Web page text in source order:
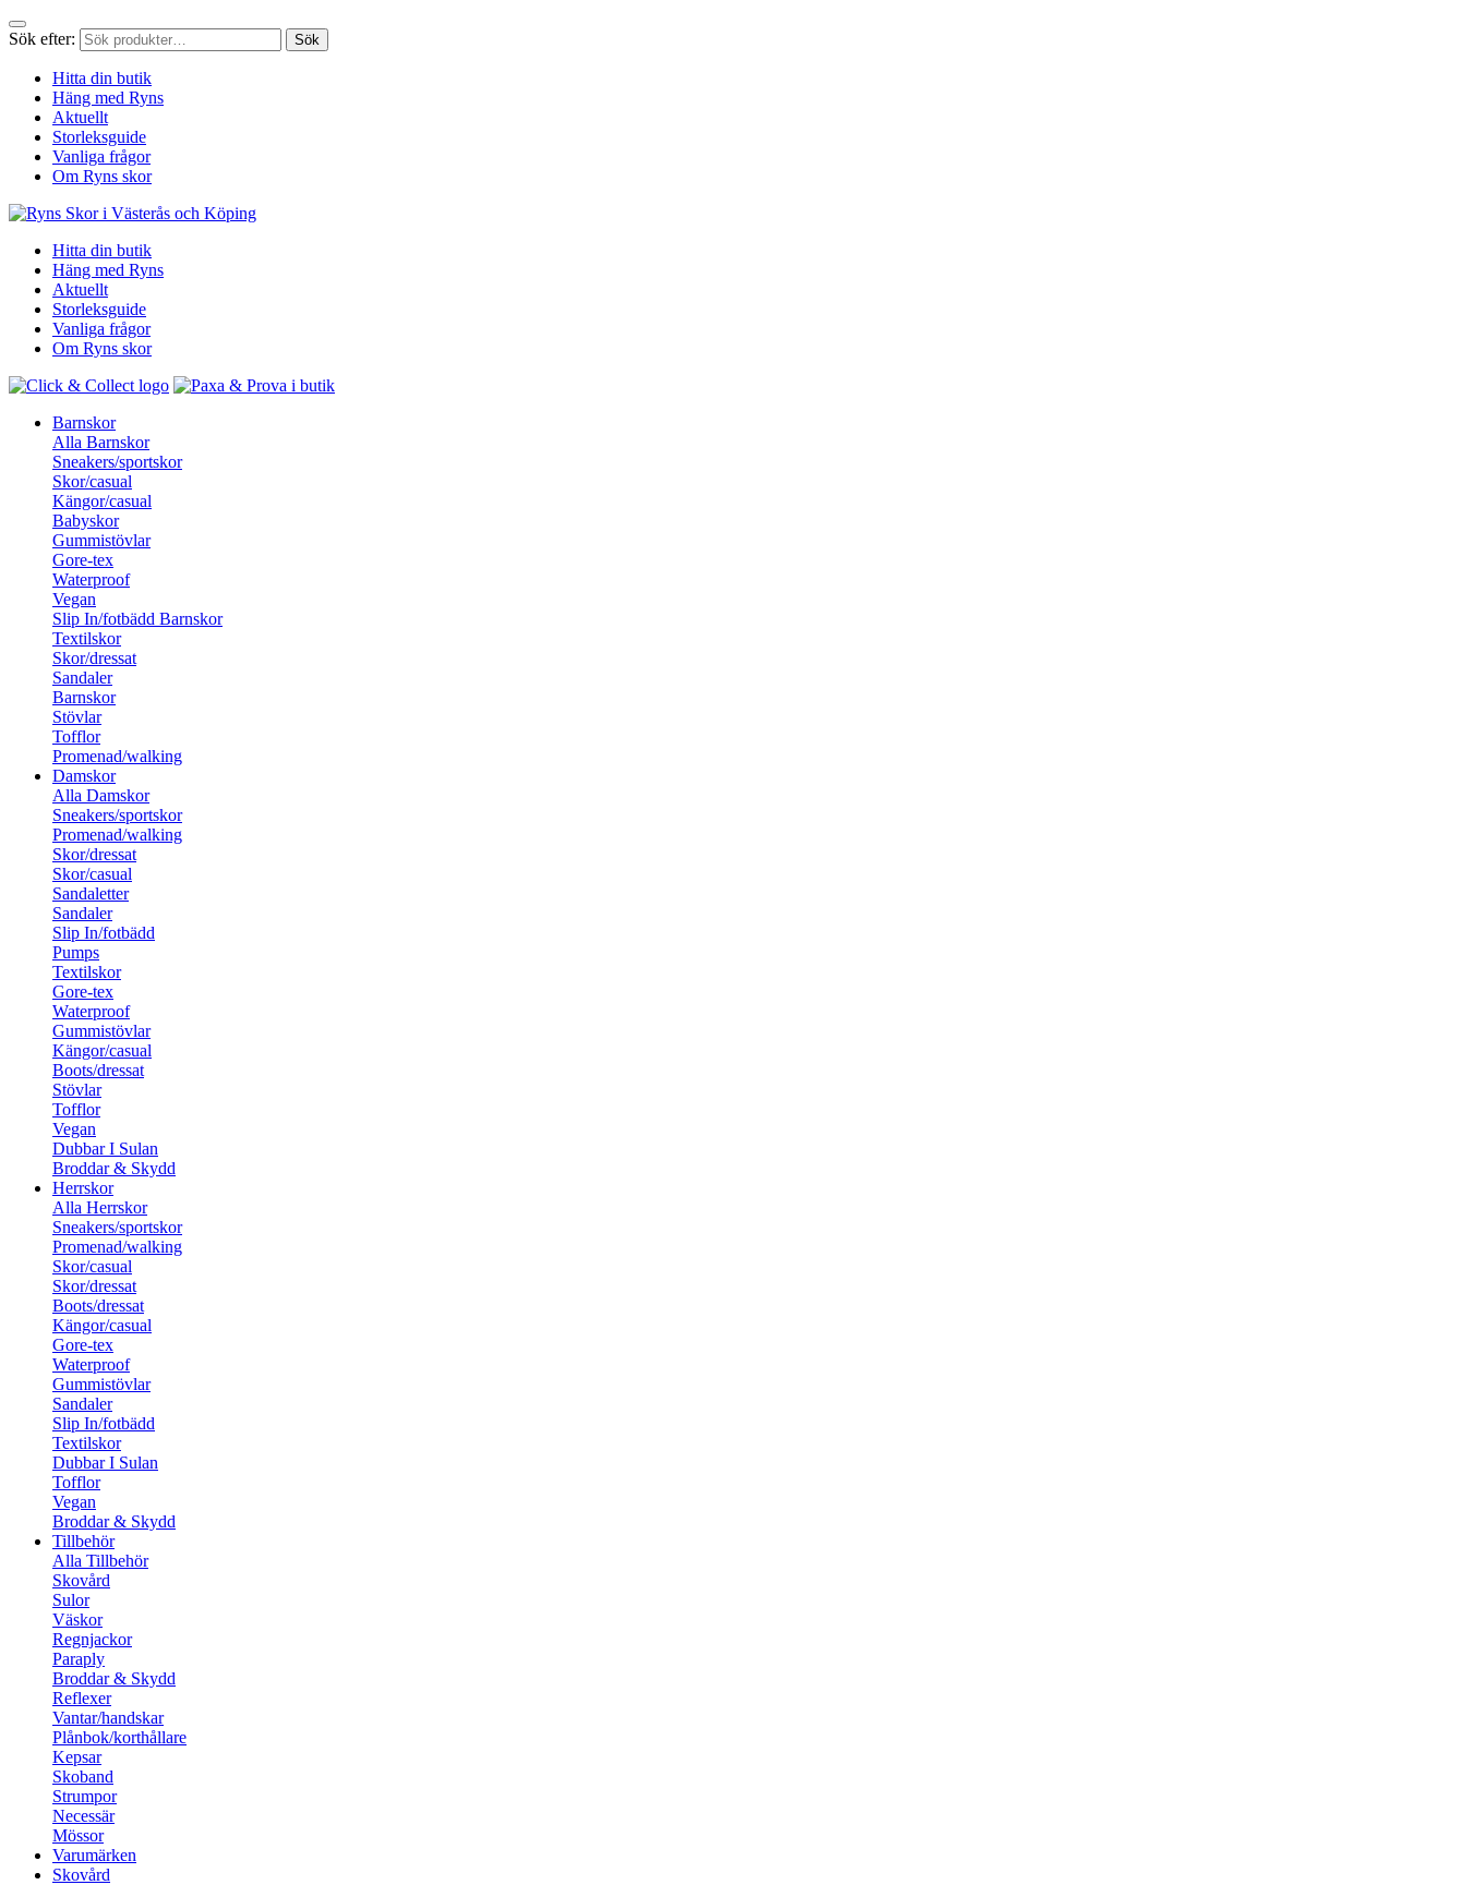
Sök efter: Sök
Hitta din butik
Häng med Ryns
Aktuellt
Storleksguide
Vanliga frågor
Om Ryns skor
Hitta din butik
Häng med Ryns
Aktuellt
Storleksguide
Vanliga frågor
Om Ryns skor
Barnskor
Alla Barnskor
Sneakers/sportskor
Skor/casual
Kängor/casual
Babyskor
Gummistövlar
Gore-tex
Waterproof
Vegan
Slip In/fotbädd Barnskor
Textilskor
Skor/dressat
Sandaler
Barnskor
Stövlar
Tofflor
Promenad/walking
Damskor
Alla Damskor
Sneakers/sportskor
Promenad/walking
Skor/dressat
Skor/casual
Sandaletter
Sandaler
Slip In/fotbädd
Pumps
Textilskor
Gore-tex
Waterproof
Gummistövlar
Kängor/casual
Boots/dressat
Stövlar
Tofflor
Vegan
Dubbar I Sulan
Broddar & Skydd
Herrskor
Alla Herrskor
Sneakers/sportskor
Promenad/walking
Skor/casual
Skor/dressat
Boots/dressat
Kängor/casual
Gore-tex
Waterproof
Gummistövlar
Sandaler
Slip In/fotbädd
Textilskor
Dubbar I Sulan
Tofflor
Vegan
Broddar & Skydd
Tillbehör
Alla Tillbehör
Skovård
Sulor
Väskor
Regnjackor
Paraply
Broddar & Skydd
Reflexer
Vantar/handskar
Plånbok/korthållare
Kepsar
Skoband
Strumpor
Necessär
Mössor
Varumärken
Skovård